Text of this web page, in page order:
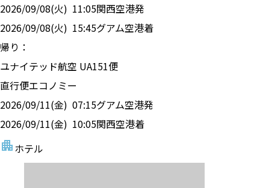
2026/09/08(火) 11:05関西空港発
2026/09/08(火) 15:45グアム空港着
帰り：
ユナイテッド航空 UA151便
直行便エコノミー
2026/09/11(金) 07:15グアム空港発
2026/09/11(金) 10:05関西空港着
ホテル